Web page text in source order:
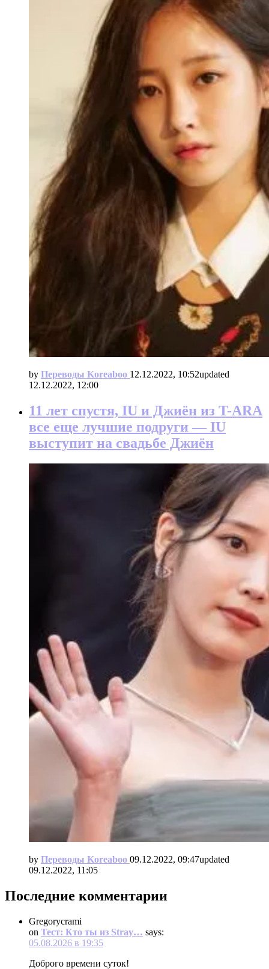
by Переводы Koreaboo 12.12.2022, 10:52updated
12.12.2022, 12:00
11 лет спустя, IU и Джиён из T-ARA
все еще лучшие подруги — IU
выступит на свадьбе Джиён
by Переводы Koreaboo 09.12.2022, 09:47updated
09.12.2022, 11:05
Последние комментарии
Gregorycrami
on Тест: Кто ты из Stray… says:
05.08.2026 в 19:35
Доброго времени суток!